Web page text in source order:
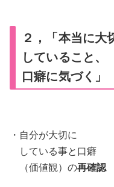
２，「本当に大
していること、
口癖に気づく」
・自分が大切に
している事と口癖
（価値観）の再確認